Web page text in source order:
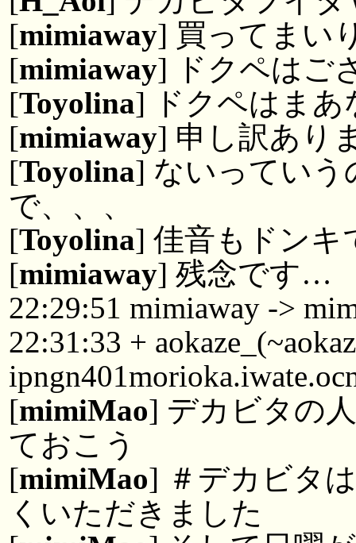
[mimiaway] 買ってまい
[mimiaway] ドクペはご
[Toyolina] ドクペはまあ
[mimiaway] 申し訳あり
[Toyolina] ないっていう
で、、、
[Toyolina] 佳音もドンキ
[mimiaway] 残念です…
22:29:51 mimiaway ->
22:31:33 +
[mimiMao] デカビタの
ておこう
[mimiMao] ＃デカビタ
くいただきました